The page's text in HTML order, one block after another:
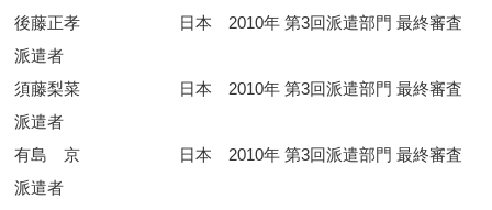
後藤正孝 日本 2010年 第3回派遣部門 最終審査
派遣者
須藤梨菜 日本 2010年 第3回派遣部門 最終審査
派遣者
有島 京 日本 2010年 第3回派遣部門 最終審査
派遣者